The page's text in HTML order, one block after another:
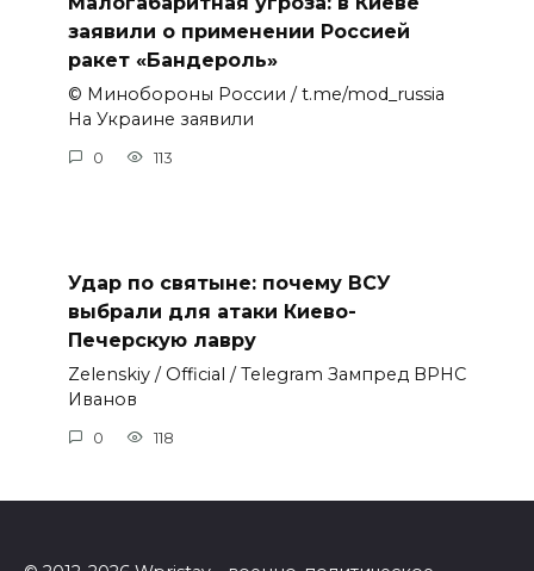
заявили о применении Россией
ракет «Бандероль»
© Минобороны России / t.me/mod_russia
На Украине заявили
0 113
Удар по святыне: почему ВСУ
выбрали для атаки Киево-
Печерскую лавру
Zеlеnskiу / Оfficiаl / Telegram Зампред ВРНС
Иванов
0 118